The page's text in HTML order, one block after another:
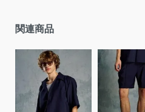
関連商品